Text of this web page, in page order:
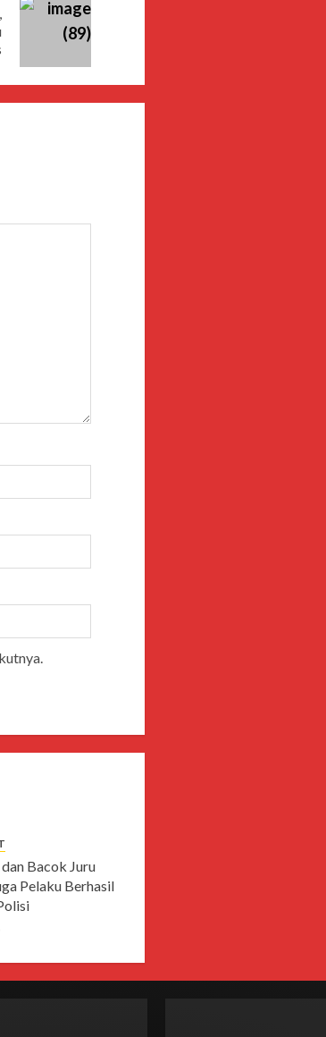
Bacok Juru
Pelaku Berhasil